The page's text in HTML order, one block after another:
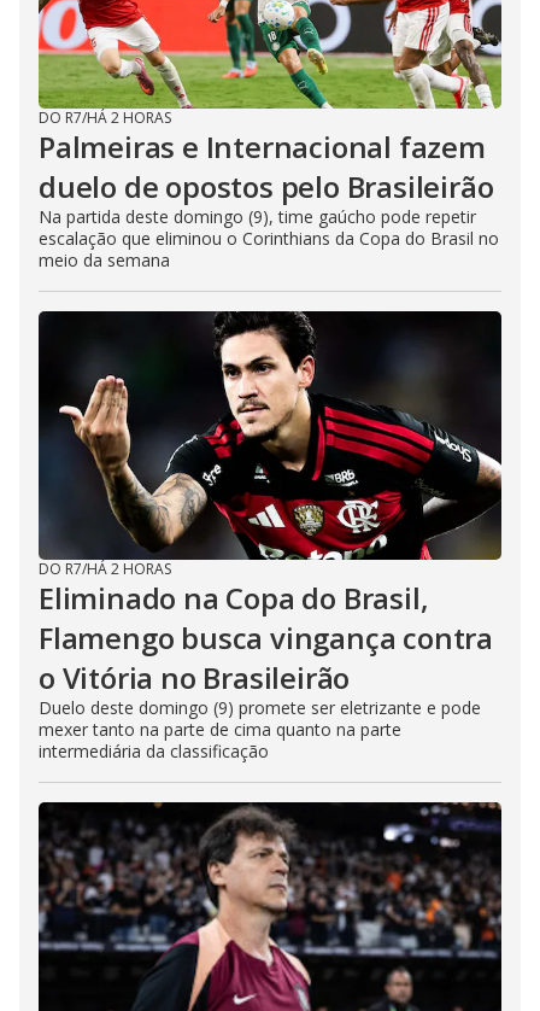
DO R7/HÁ 2 HORAS
Palmeiras e Internacional fazem
duelo de opostos pelo Brasileirão
Na partida deste domingo (9), time gaúcho pode repetir
escalação que eliminou o Corinthians da Copa do Brasil no
meio da semana
DO R7/HÁ 2 HORAS
Eliminado na Copa do Brasil,
Flamengo busca vingança contra
o Vitória no Brasileirão
Duelo deste domingo (9) promete ser eletrizante e pode
mexer tanto na parte de cima quanto na parte
intermediária da classificação